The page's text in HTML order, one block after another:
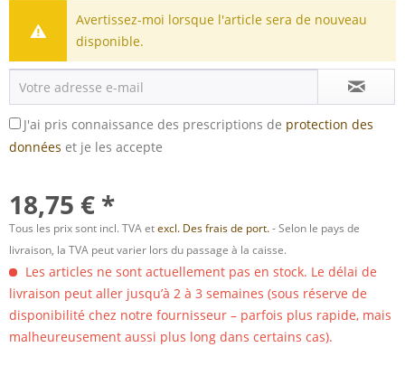
Avertissez-moi lorsque l'article sera de nouveau
disponible.
J'ai pris connaissance des prescriptions de protection des
données et je les accepte
18,75 € *
Tous les prix sont incl. TVA etexcl. Des frais de port.- Selon le pays de
livraison, la TVA peut varier lors du passage à la caisse.
Les articles ne sont actuellement pas en stock. Le délai de
livraison peut aller jusqu’à 2 à 3 semaines (sous réserve de
disponibilité chez notre fournisseur – parfois plus rapide, mais
malheureusement aussi plus long dans certains cas).